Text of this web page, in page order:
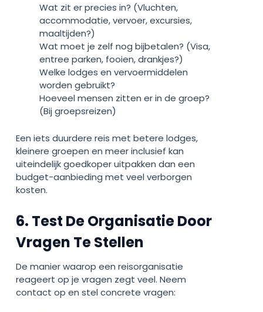
Wat zit er precies in? (Vluchten,
accommodatie, vervoer, excursies,
maaltijden?)
Wat moet je zelf nog bijbetalen? (Visa,
entree parken, fooien, drankjes?)
Welke lodges en vervoermiddelen
worden gebruikt?
Hoeveel mensen zitten er in de groep?
(Bij groepsreizen)
Een iets duurdere reis met betere lodges,
kleinere groepen en meer inclusief kan
uiteindelijk goedkoper uitpakken dan een
budget-aanbieding met veel verborgen
kosten.
6. Test De Organisatie Door
Vragen Te Stellen
De manier waarop een reisorganisatie
reageert op je vragen zegt veel. Neem
contact op en stel concrete vragen: